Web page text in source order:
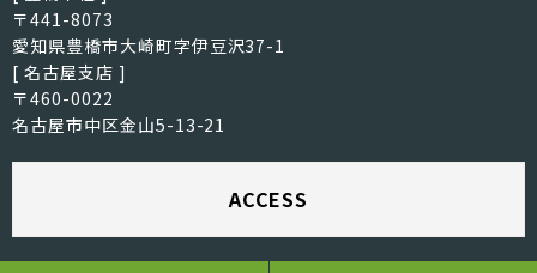
〒441-8073
愛知県豊橋市大崎町字伊豆沢37-1
[ 名古屋支店 ]
〒460-0022
名古屋市中区金山5-13-21
ACCESS